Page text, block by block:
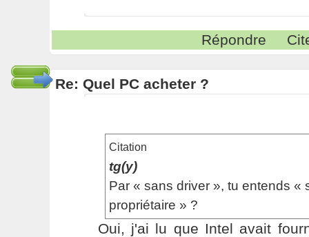
Répondre
Re: Quel PC acheter ?
Citation
tg(y)
Par « sans driver », tu entends «
propriétaire » ?
Oui, j'ai lu que Intel avait